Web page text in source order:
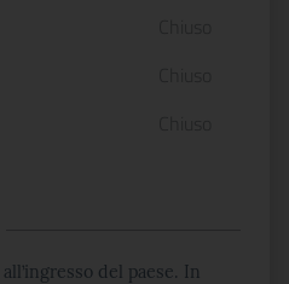
del paese. In